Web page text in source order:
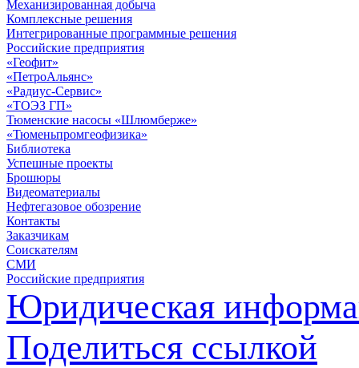
Механизированная добыча
Комплексные решения
Интегрированные программные решения
Российские предприятия
«Геофит»
«ПетроАльянс»
«Радиус-Сервис»
«ТОЭЗ ГП»
Тюменские насосы «Шлюмберже»
«Тюменьпромгеофизика»
Библиотека
Успешные проекты
Брошюры
Видеоматериалы
Нефтегазовое обозрение
Контакты
Заказчикам
Соискателям
СМИ
Российские предприятия
Юридическая
Поделиться ссылкой